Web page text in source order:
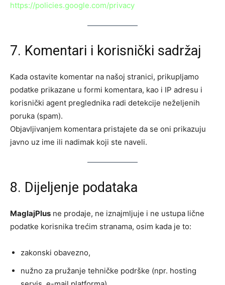
https://policies.google.com/privacy
7. Komentari i korisnički sadržaj
Kada ostavite komentar na našoj stranici, prikupljamo
podatke prikazane u formi komentara, kao i IP adresu i
korisnički agent preglednika radi detekcije neželjenih
poruka (spam).
Objavljivanjem komentara pristajete da se oni prikazuju
javno uz ime ili nadimak koji ste naveli.
8. Dijeljenje podataka
MaglajPlus ne prodaje, ne iznajmljuje i ne ustupa lične
podatke korisnika trećim stranama, osim kada je to:
zakonski obavezno,
nužno za pružanje tehničke podrške (npr. hosting